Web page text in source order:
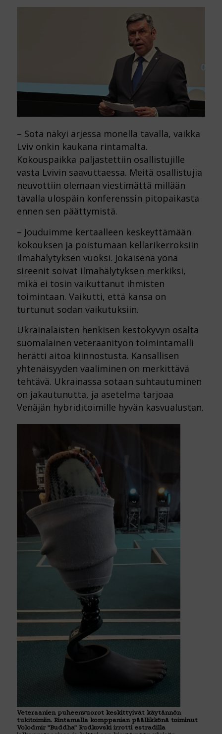
– Sota näkyi arjessa monella tavalla, vaikka
Lviv onkin kaukana rintamalta.
Kokouspaikka paljastettiin osallistujille
vasta Lvivin saavuttaessa. Meitä osallistujia
neuvottiin olemaan viestimättä millään
tavalla ulospäin konferenssin pitopaikasta
ennen sen päättymistä.
– Jouduimme kertaalleen keskeyttämään
kokouksen ja poistumaan kellarikerroksiin
ilmahälytyksen vuoksi. Jokaisena yönä
sireenit soivat ilmahälytyksen merkiksi,
mikä ei tosin vaikuttanut ihmisten
toimintaan. Vaikutti, että kansa on
turtunut sodan vaikutuksiin.
Ukrainalaisten henkisen kestokyvyn osalta
suomalainen veteraanityön toimintamalli
herätti aitoa kiinnostusta. Kansallisen
yhtenäisyyden vaaliminen on merkittävä
tehtävä. Ukrainassa sotaan suhtautuminen
on jakautunutta, ja asetelma tarjoaa
Venäjän hybriditoimille hyvän kasvualustan.
Veteraanien puheenvuorot keskittyivät käytännön
tukitoimiin. Rintamalla komppanian päällikkönä toiminut
Volodmir ”Buddha” Rudkovski irrotti estradilla